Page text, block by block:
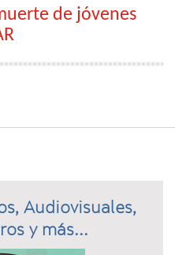
de jóvenes
Audiovisuales,
y más...